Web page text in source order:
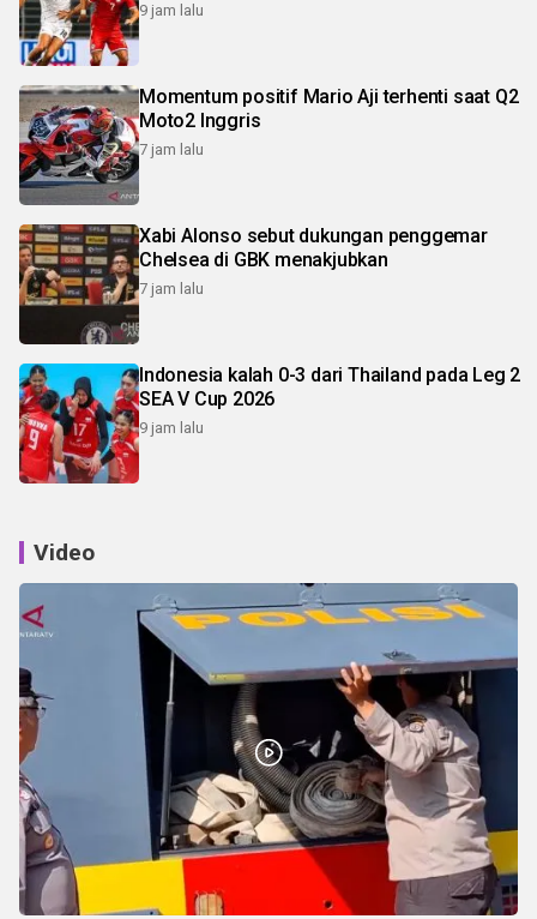
9 jam lalu
Momentum positif Mario Aji terhenti saat Q2
Moto2 Inggris
7 jam lalu
Xabi Alonso sebut dukungan penggemar
Chelsea di GBK menakjubkan
7 jam lalu
Indonesia kalah 0-3 dari Thailand pada Leg 2
SEA V Cup 2026
9 jam lalu
Video